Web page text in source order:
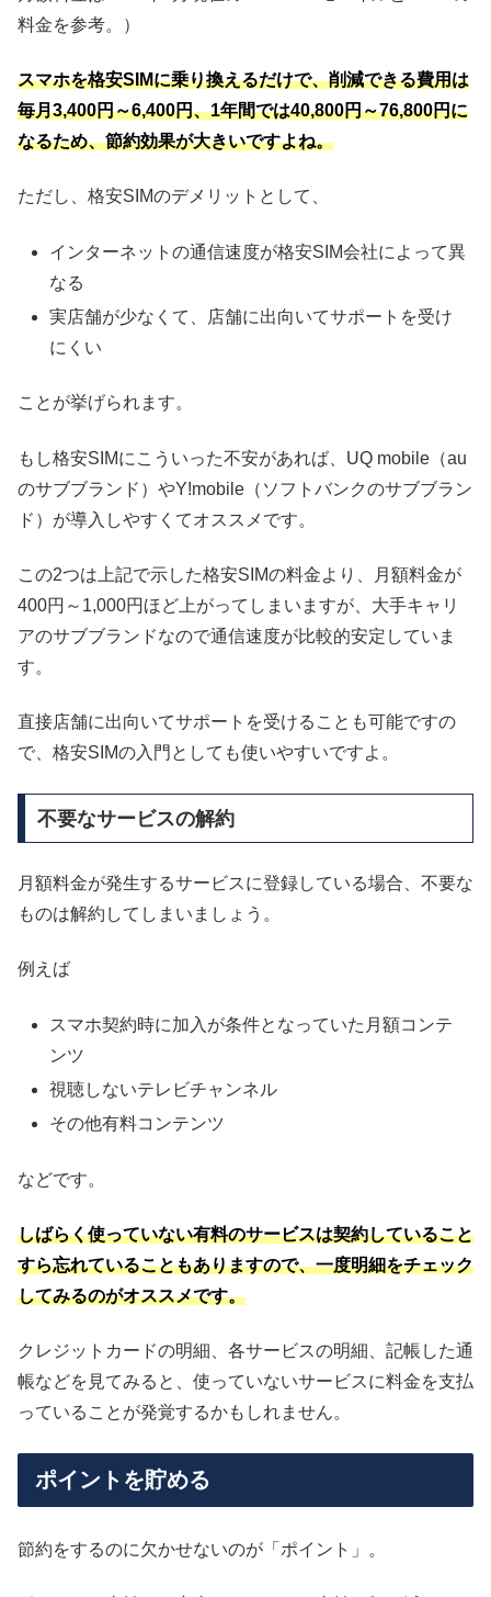
料金を参考。）
スマホを格安SIMに乗り換えるだけで、削減できる費用は
毎月3,400円～6,400円、1年間では40,800円～76,800円に
なるため、節約効果が大きいですよね。
ただし、格安SIMのデメリットとして、
インターネットの通信速度が格安SIM会社によって異
なる
実店舗が少なくて、店舗に出向いてサポートを受け
にくい
ことが挙げられます。
もし格安SIMにこういった不安があれば、UQ mobile（au
のサブブランド）やY!mobile（ソフトバンクのサブブラン
ド）が導入しやすくてオススメです。
この2つは上記で示した格安SIMの料金より、月額料金が
400円～1,000円ほど上がってしまいますが、大手キャリ
アのサブブランドなので通信速度が比較的安定していま
す。
直接店舗に出向いてサポートを受けることも可能ですの
で、格安SIMの入門としても使いやすいですよ。
不要なサービスの解約
月額料金が発生するサービスに登録している場合、不要な
ものは解約してしまいましょう。
例えば
スマホ契約時に加入が条件となっていた月額コンテ
ンツ
視聴しないテレビチャンネル
その他有料コンテンツ
などです。
しばらく使っていない有料のサービスは契約していること
すら忘れていることもありますので、一度明細をチェック
してみるのがオススメです。
クレジットカードの明細、各サービスの明細、記帳した通
帳などを見てみると、使っていないサービスに料金を支払
っていることが発覚するかもしれません。
ポイントを貯める
節約をするのに欠かせないのが「ポイント」。